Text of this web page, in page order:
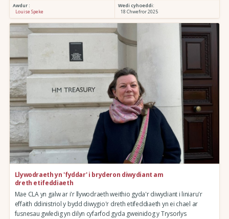
Awdur :
Louise Speke
Wedi cyhoeddi:
18 Chwefror 2025
Llywodraeth yn 'fyddar' i bryderon diwydiant am
dreth etifeddiaeth
Mae CLA yn galw ar i'r llywodraeth weithio gyda'r diwydiant i liniaru'r
effaith ddinistriol y bydd diwygio'r dreth etifeddiaeth yn ei chael ar
fusnesau gwledig yn dilyn cyfarfod gyda gweinidog y Trysorlys